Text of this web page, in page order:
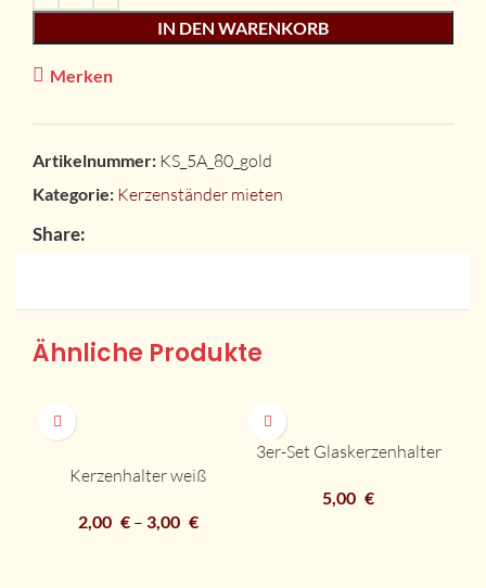
IN DEN WARENKORB
Merken
Artikelnummer: KS_5A_80_gold
Kategorie: Kerzenständer mieten
Share:
Ähnliche Produkte
Kerzenhalter weiß
2,00 €– 3,00 €
3er-Set Glaskerzenhalter
5,00 €